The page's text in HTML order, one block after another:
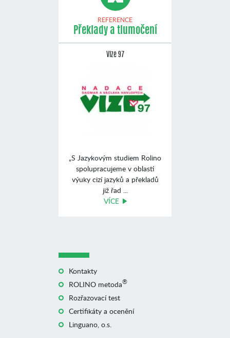
REFERENCE
Překlady a tlumočení
Vize 97
„S Jazykovým studiem Rolino
spolupracujeme v oblasti
výuky cizí jazyků a překladů
již řad ...
VÍCE
Kontakty
ROLINO metoda®
Rozřazovací test
Certifikáty a ocenění
Linguano, o.s.